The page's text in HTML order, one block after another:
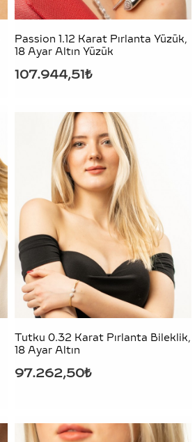
Passion 1.12 Karat Pırlanta Yüzük,
18 Ayar Altın Yüzük
107.944,51₺
Tutku 0.32 Karat Pırlanta Bileklik,
18 Ayar Altın
97.262,50₺